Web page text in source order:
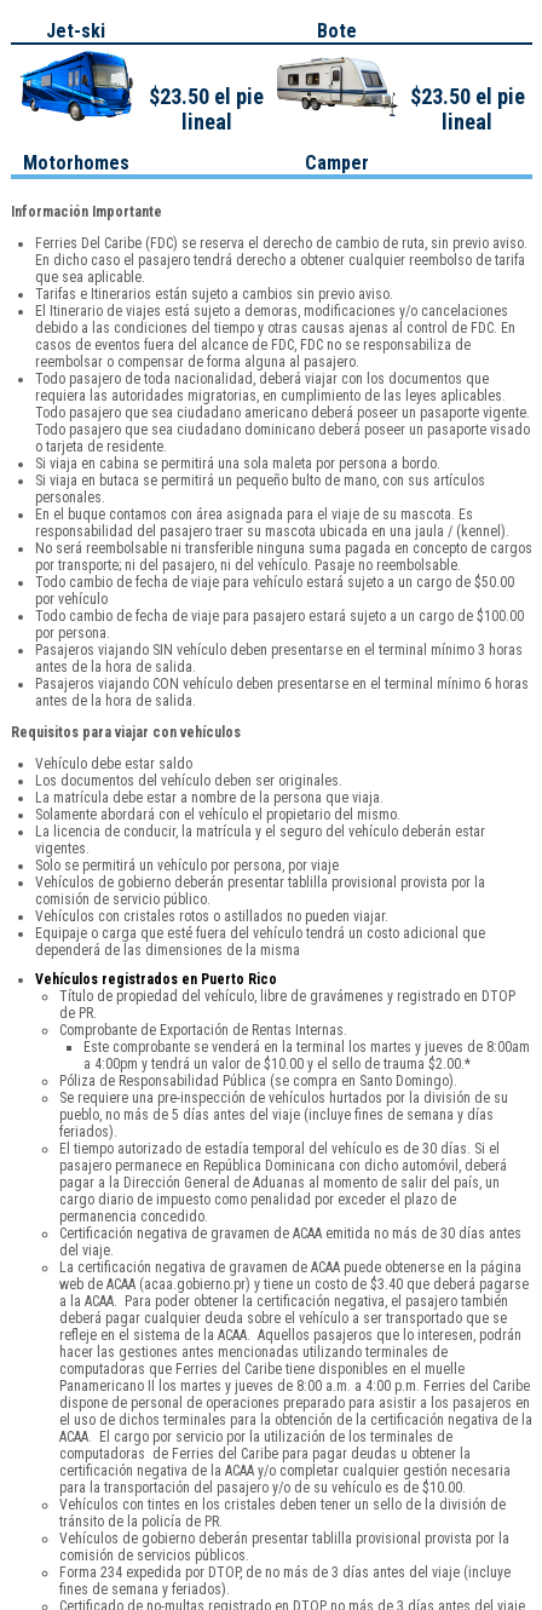
Jet-ski Bote
Motorhomes
$23.50 el pie
lineal
Camper
$23.50 el pie
lineal
Información Importante
Ferries Del Caribe (FDC) se reserva el derecho de cambio de ruta, sin previo aviso.
En dicho caso el pasajero tendrá derecho a obtener cualquier reembolso de tarifa
que sea aplicable.
Tarifas e Itinerarios están sujeto a cambios sin previo aviso.
El Itinerario de viajes está sujeto a demoras, modificaciones y/o cancelaciones
debido a las condiciones del tiempo y otras causas ajenas al control de FDC. En
casos de eventos fuera del alcance de FDC, FDC no se responsabiliza de
reembolsar o compensar de forma alguna al pasajero.
Todo pasajero de toda nacionalidad, deberá viajar con los documentos que
requiera las autoridades migratorias, en cumplimiento de las leyes aplicables.
Todo pasajero que sea ciudadano americano deberá poseer un pasaporte vigente.
Todo pasajero que sea ciudadano dominicano deberá poseer un pasaporte visado
o tarjeta de residente.
Si viaja en cabina se permitirá una sola maleta por persona a bordo.
Si viaja en butaca se permitirá un pequeño bulto de mano, con sus artículos
personales.
En el buque contamos con área asignada para el viaje de su mascota. Es
responsabilidad del pasajero traer su mascota ubicada en una jaula / (kennel).
No será reembolsable ni transferible ninguna suma pagada en concepto de cargos
por transporte; ni del pasajero, ni del vehículo. Pasaje no reembolsable.
Todo cambio de fecha de viaje para vehículo estará sujeto a un cargo de $50.00
por vehículo
Todo cambio de fecha de viaje para pasajero estará sujeto a un cargo de $100.00
por persona.
Pasajeros viajando SIN vehículo deben presentarse en el terminal mínimo 3 horas
antes de la hora de salida.
Pasajeros viajando CON vehículo deben presentarse en el terminal mínimo 6 horas
antes de la hora de salida.
Requisitos para viajar con vehículos
Vehículo debe estar saldo
Los documentos del vehículo deben ser originales.
La matrícula debe estar a nombre de la persona que viaja.
Solamente abordará con el vehículo el propietario del mismo.
La licencia de conducir, la matrícula y el seguro del vehículo deberán estar
vigentes.
Solo se permitirá un vehículo por persona, por viaje
Vehículos de gobierno deberán presentar tablilla provisional provista por la
comisión de servicio público.
Vehículos con cristales rotos o astillados no pueden viajar.
Equipaje o carga que esté fuera del vehículo tendrá un costo adicional que
dependerá de las dimensiones de la misma
Vehículos registrados en Puerto Rico
Título de propiedad del vehículo, libre de gravámenes y registrado en DTOP
de PR.
Comprobante de Exportación de Rentas Internas.
Este comprobante se venderá en la terminal los martes y jueves de 8:00am
a 4:00pm y tendrá un valor de $10.00 y el sello de trauma $2.00.*
Póliza de Responsabilidad Pública (se compra en Santo Domingo).
Se requiere una pre-inspección de vehículos hurtados por la división de su
pueblo, no más de 5 días antes del viaje (incluye fines de semana y días
feriados).
El tiempo autorizado de estadía temporal del vehículo es de 30 días. Si el
pasajero permanece en República Dominicana con dicho automóvil, deberá
pagar a la Dirección General de Aduanas al momento de salir del país, un
cargo diario de impuesto como penalidad por exceder el plazo de
permanencia concedido.
Certificación negativa de gravamen de ACAA emitida no más de 30 días antes
del viaje.
La certificación negativa de gravamen de ACAA puede obtenerse en la página
web de ACAA (acaa.gobierno.pr) y tiene un costo de $3.40 que deberá pagarse
a la ACAA. Para poder obtener la certificación negativa, el pasajero también
deberá pagar cualquier deuda sobre el vehículo a ser transportado que se
refleje en el sistema de la ACAA. Aquellos pasajeros que lo interesen, podrán
hacer las gestiones antes mencionadas utilizando terminales de
computadoras que Ferries del Caribe tiene disponibles en el muelle
Panamericano II los martes y jueves de 8:00 a.m. a 4:00 p.m. Ferries del Caribe
dispone de personal de operaciones preparado para asistir a los pasajeros en
el uso de dichos terminales para la obtención de la certificación negativa de la
ACAA. El cargo por servicio por la utilización de los terminales de
computadoras de Ferries del Caribe para pagar deudas u obtener la
certificación negativa de la ACAA y/o completar cualquier gestión necesaria
para la transportación del pasajero y/o de su vehículo es de $10.00.
Vehículos con tintes en los cristales deben tener un sello de la división de
tránsito de la policía de PR.
Vehículos de gobierno deberán presentar tablilla provisional provista por la
comisión de servicios públicos.
Forma 234 expedida por DTOP, de no más de 3 días antes del viaje (incluye
fines de semana y feriados).
Certificado de no-multas registrado en DTOP no más de 3 días antes del viaje